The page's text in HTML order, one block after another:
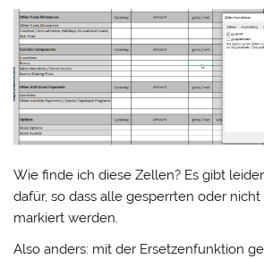
Wie finde ich diese Zellen? Es gibt
dafür, so dass alle gesperrten oder
markiert werden.
Also anders: mit der Ersetzenfunktion